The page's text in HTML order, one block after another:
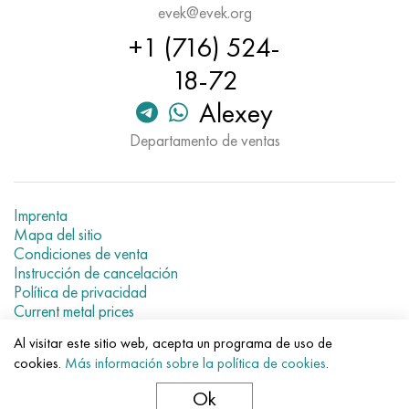
evek@evek.org
+1 (716) 524-
18-72
Alexey
Departamento de ventas
Imprenta
Mapa del sitio
Condiciones de venta
Instrucción de cancelación
Política de privacidad
Current metal prices
© 2007–2026 «Evek GmbH»
El uso de los materiales de la web sin enlaces directos para el
Al visitar este sitio web, acepta un programa de uso de
cookies. Más información sobre la política de cookies.
Ok
udimet 720
40XFA, 1.7223, AISI 4142
45HN2MFA, k2425, 45hnmf
A40G, 44smn28, 1.0762, 46s20